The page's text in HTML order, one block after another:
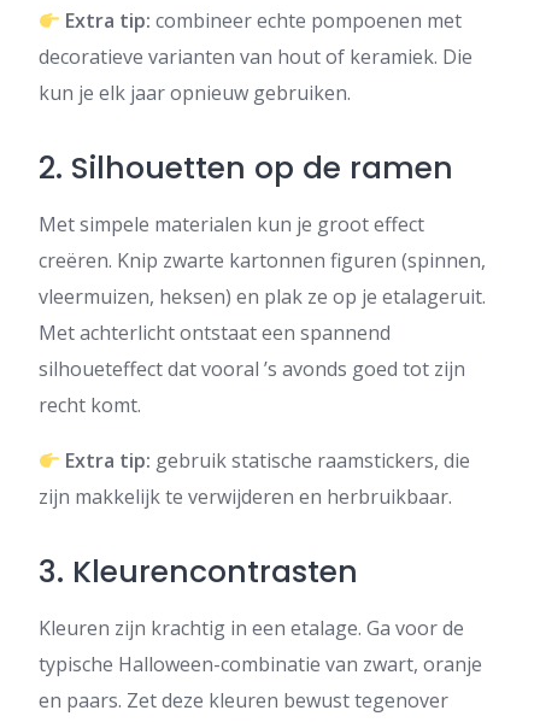
Extra tip: combineer echte pompoenen met
decoratieve varianten van hout of keramiek. Die
kun je elk jaar opnieuw gebruiken.
2. Silhouetten op de ramen
Met simpele materialen kun je groot effect
creëren. Knip zwarte kartonnen figuren (spinnen,
vleermuizen, heksen) en plak ze op je etalageruit.
Met achterlicht ontstaat een spannend
silhoueteffect dat vooral ’s avonds goed tot zijn
recht komt.
Extra tip: gebruik statische raamstickers, die
zijn makkelijk te verwijderen en herbruikbaar.
3. Kleurencontrasten
Kleuren zijn krachtig in een etalage. Ga voor de
typische Halloween-combinatie van zwart, oranje
en paars. Zet deze kleuren bewust tegenover